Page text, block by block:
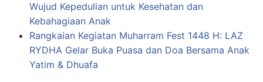
Wujud Kepedulian untuk Kesehatan dan
Kebahagiaan Anak
Rangkaian Kegiatan Muharram Fest 1448 H: LAZ
RYDHA Gelar Buka Puasa dan Doa Bersama Anak
Yatim & Dhuafa